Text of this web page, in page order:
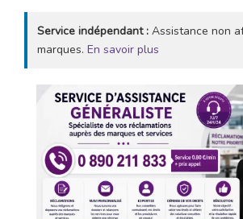
Service indépendant : Assistance non
marques. En savoir plus